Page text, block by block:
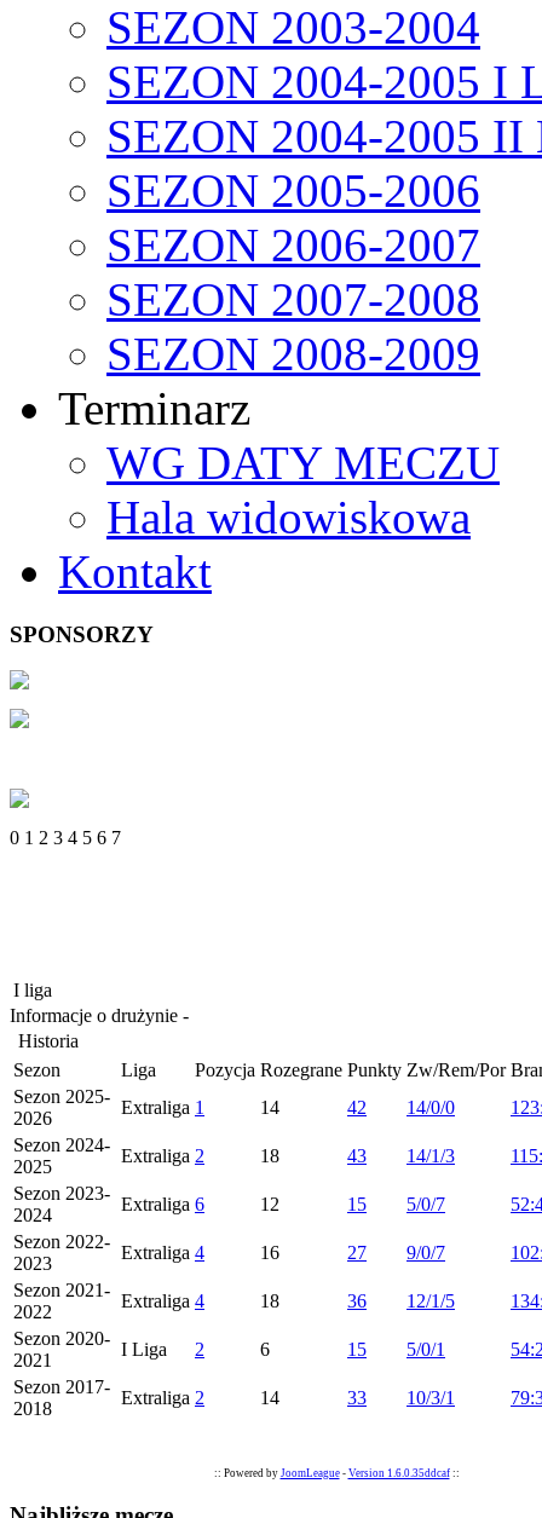
SEZON 2003-2004
SEZON 2004-2005 I
SEZON 2004-2005
SEZON 2005-2006
SEZON 2006-2007
SEZON 2007-2008
SEZON 2008-2009
Terminarz
WG DATY MECZU
Hala widowiskowa
Kontakt
SPONSORZY
0 1 2 3 4 5 6 7
I liga
Informacje o drużynie -
Historia
Sezon
Liga Pozycja Rozegrane Punkty Zw/Rem/Por
Sezon 2025-
2026
Extraliga 1 14 42 14/0/0
Sezon 2024-
2025
Extraliga 2 18 43 14/1/3
Sezon 2023-
2024
Extraliga 6 12 15 5/0/7
Sezon 2022-
2023
Extraliga 4 16 27 9/0/7
Sezon 2021-
2022
Extraliga 4 18 36 12/1/5
Sezon 2020-
2021
I Liga 2 6 15 5/0/1
Sezon 2017-
2018
Extraliga 2 14 33 10/3/1
:: Powered by JoomLeague- Version 1.6.0.35ddcaf::